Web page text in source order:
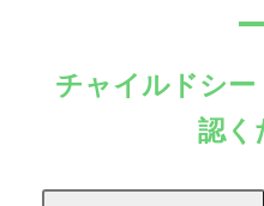
チャイルドシ
認く